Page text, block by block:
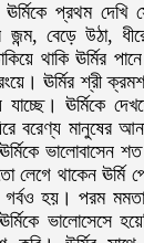
ঊর্মিকে প্রথম
জন্ম, বেড়ে উঠা,
থাকি ঊর্মির
ঊর্মির শ্রী
যাচ্ছে। ঊর্মিকে
বরেণ্য মানুষের
ভালোবাসেন
লেগে থাকেন ঊর্মি
হয়। পরম
ভালোসেসে